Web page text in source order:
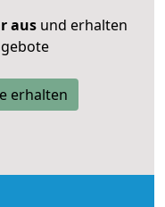
ausund erhalten
erhalten